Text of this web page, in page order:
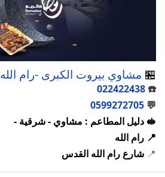
🏪 مشاوي بيروت الكبرى -رام الله
☎️
022422438
💬
0599272705
🥪 دليل المطاعم : مشاوي - شرقية -
📍 رام الله
📍 شارع رام الله القدس